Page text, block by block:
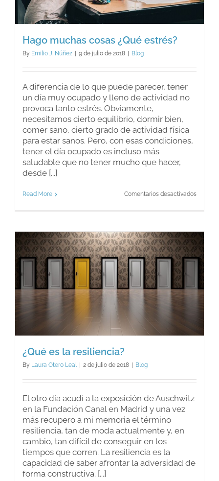
Hago muchas cosas ¿Qué estrés?
By Emilio J. Núñez 9 de julio de 2018 Blog
A diferencia de lo que puede parecer, tener
un día muy ocupado y lleno de actividad no
provoca tanto estrés. Obviamente,
necesitamos cierto equilibrio, dormir bien,
comer sano, cierto grado de actividad física
para estar sanos. Pero, con esas condiciones,
tener el día ocupado es incluso más
saludable que no tener mucho que hacer,
desde [...]
Read More Comentarios desactivadosen
estrés?
¿Qué es la resiliencia?
By Laura Otero Leal 2 de julio de 2018 Blog
El otro día acudí a la exposición de Auschwitz
en la Fundación Canal en Madrid y una vez
más recupero a mi memoria el término
resiliencia, tan de moda actualmente y, en
cambio, tan difícil de conseguir en los
tiempos que corren. La resiliencia es la
capacidad de saber afrontar la adversidad de
forma constructiva. [...]